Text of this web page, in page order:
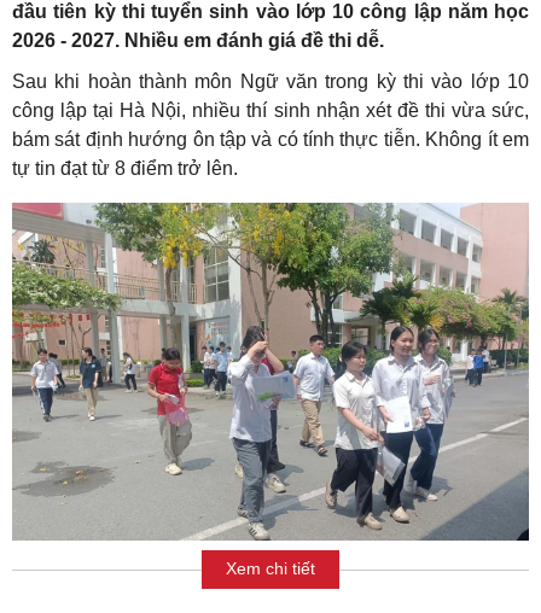
đầu tiên kỳ thi tuyển sinh vào lớp 10 công lập năm học
2026 - 2027. Nhiều em đánh giá đề thi dễ.
Sau khi hoàn thành môn Ngữ văn trong kỳ thi vào lớp 10
công lập tại Hà Nội, nhiều thí sinh nhận xét đề thi vừa sức,
bám sát định hướng ôn tập và có tính thực tiễn. Không ít em
tự tin đạt từ 8 điểm trở lên.
Xem chi tiết